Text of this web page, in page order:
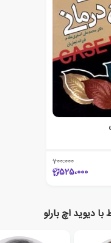
700،000
525،000
دیوید اچ بارلو